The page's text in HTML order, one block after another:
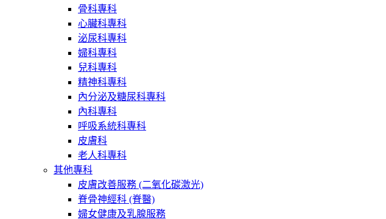
骨科專科
心臟科專科
泌尿科專科
婦科專科
兒科專科
精神科專科
內分泌及糖尿科專科
內科專科
呼吸系統科專科
皮膚科
老人科專科
其他專科
皮膚改善服務 (二氧化碳激光)
脊骨神經科 (脊醫)
婦女健康及乳腺服務